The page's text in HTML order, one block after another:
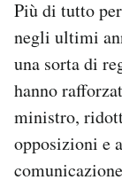
Più di tutto
negli ultimi
una sorta di
hanno
ministro,
opposizioni e